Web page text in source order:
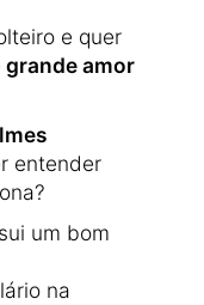
e quer
amor
entender
um bom
na